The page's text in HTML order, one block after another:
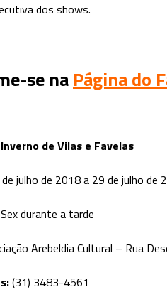
dos shows.
se na Página do
de Vilas e Favelas
julho de 2018 a 29 de julho de
durante a tarde
Arebeldia Cultural – Rua
(31) 3483-4561